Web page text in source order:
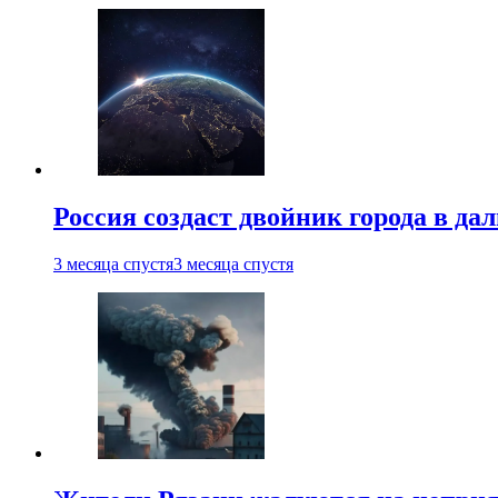
Россия создаст двойник города в
3 месяца спустя3 месяца спустя